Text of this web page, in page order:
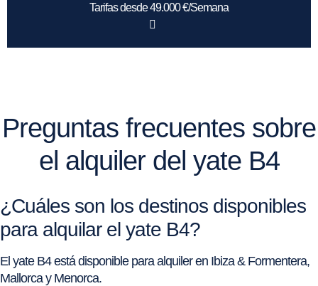
Tarifas desde 49.000 €/Semana
Preguntas frecuentes sobre
el alquiler del yate B4
¿Cuáles son los destinos disponibles
para alquilar el yate B4?
El yate B4 está disponible para alquiler en Ibiza & Formentera,
Mallorca y Menorca.